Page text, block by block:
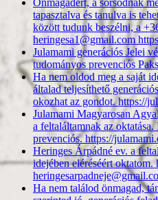
tapasztalva és tanulva is
között tudunk beszélni, a
heringesa1@gmail.com
Julamami generációs Jelei
tudományos prevenciós
Ha nem oldod meg a saját
általad teljesíthető
okozhat az gondot. https://
Julamami Magyarosan
a feltaláltamnak az
prevenciós. https://
Heringes Árpádné ev. a
idejében eléréséért
Ha nem találod önmagad,